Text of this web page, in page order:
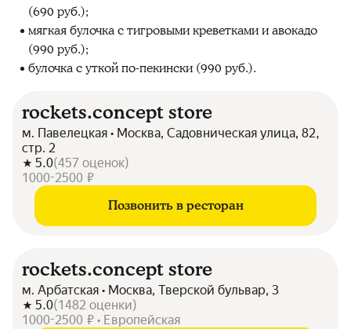
(690 руб.);
мягкая булочка с тигровыми креветками и авокадо
(990 руб.);
булочка с уткой по-пекински (990 руб.).
rockets.concept store
м. Павелецкая • Москва, Садовническая улица, 82,
стр. 2
5.0(457 оценок)
1000-2500 ₽
Позвонить в ресторан
rockets.concept store
м. Арбатская • Москва, Тверской бульвар, 3
5.0(1482 оценки)
1000-2500 ₽ • Европейская